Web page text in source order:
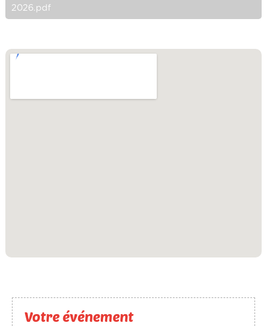
2026.pdf
Votre événement